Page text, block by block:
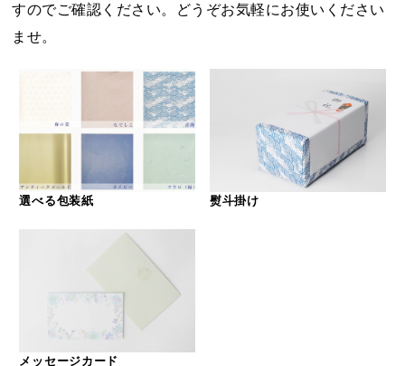
すのでご確認ください。どうぞお気軽にお使いください
ませ。
選べる包装紙 熨斗掛け
メッセージカード